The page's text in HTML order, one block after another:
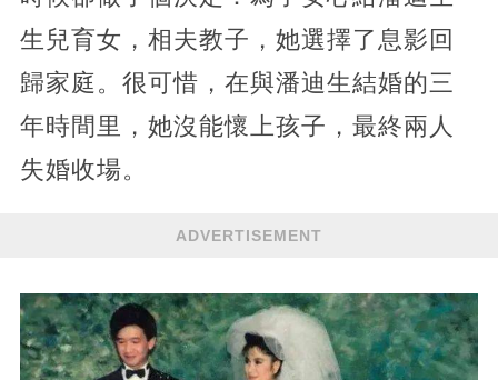
生兒育女，相夫教子，她選擇了息影回
歸家庭。很可惜，在與潘迪生結婚的三
年時間里，她沒能懷上孩子，最終兩人
失婚收場。
ADVERTISEMENT